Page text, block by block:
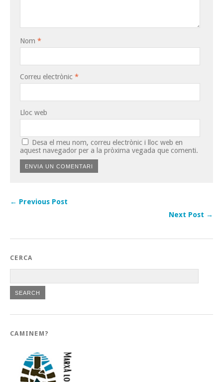
Nom *
Correu electrònic *
Lloc web
Desa el meu nom, correu electrònic i lloc web en
aquest navegador per a la pròxima vegada que comenti.
← Previous Post
Next Post →
CERCA
CAMINEM?